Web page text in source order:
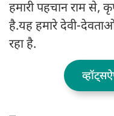
हमारी पहचान राम से,
है.यह हमारे देवी-
रहा है.